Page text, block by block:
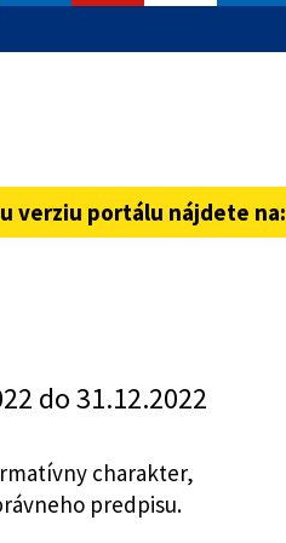
verziu portálu nájdete na:
do 31.12.2022
charakter,
predpisu.